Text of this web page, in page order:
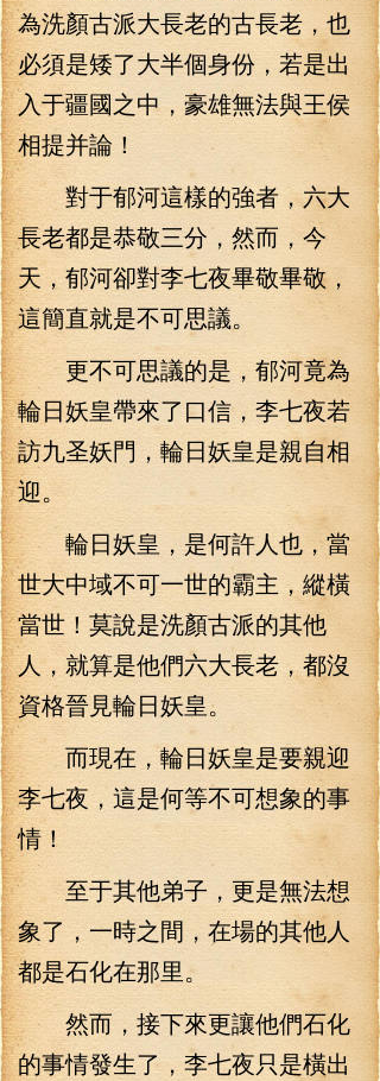
為洗顏古派大長老的古長老，也
必須是矮了大半個身份，若是出
入于疆國之中，豪雄無法與王侯
相提并論！
對于郁河這樣的強者，六大
長老都是恭敬三分，然而，今
天，郁河卻對李七夜畢敬畢敬，
這簡直就是不可思議。
更不可思議的是，郁河竟為
輪日妖皇帶來了口信，李七夜若
訪九圣妖門，輪日妖皇是親自相
迎。
輪日妖皇，是何許人也，當
世大中域不可一世的霸主，縱橫
當世！莫說是洗顏古派的其他
人，就算是他們六大長老，都沒
資格晉見輪日妖皇。
而現在，輪日妖皇是要親迎
李七夜，這是何等不可想象的事
情！
至于其他弟子，更是無法想
象了，一時之間，在場的其他人
都是石化在那里。
然而，接下來更讓他們石化
的事情發生了，李七夜只是橫出